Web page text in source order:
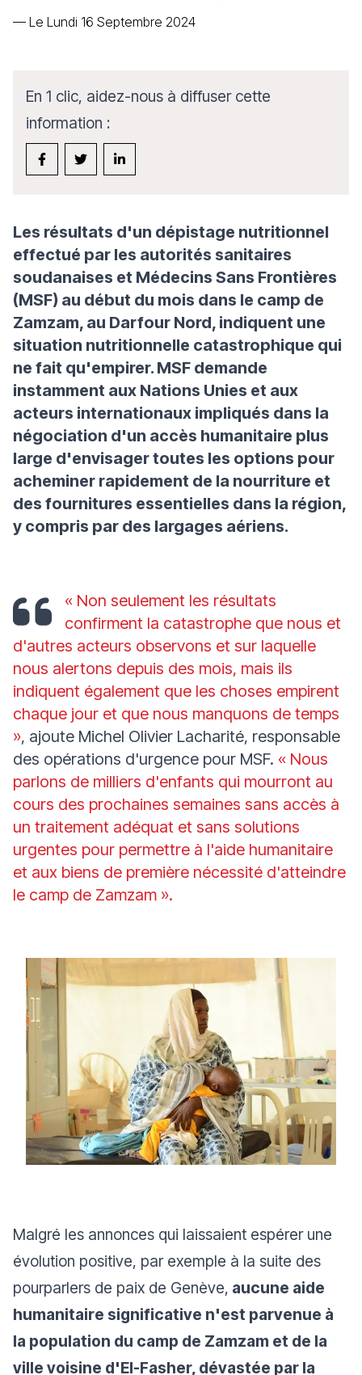
— Le Lundi 16 Septembre 2024
En 1 clic, aidez-nous à diffuser cette
information :
Les résultats d'un dépistage nutritionnel
effectué par les autorités sanitaires
soudanaises et Médecins Sans Frontières
(MSF) au début du mois dans le camp de
Zamzam, au Darfour Nord, indiquent une
situation nutritionnelle catastrophique qui
ne fait qu'empirer. MSF demande
instamment aux Nations Unies et aux
acteurs internationaux impliqués dans la
négociation d'un accès humanitaire plus
large d'envisager toutes les options pour
acheminer rapidement de la nourriture et
des fournitures essentielles dans la région,
y compris par des largages aériens.
« Non seulement les résultats
confirment la catastrophe que nous et
d'autres acteurs observons et sur laquelle
nous alertons depuis des mois, mais ils
indiquent également que les choses empirent
chaque jour et que nous manquons de temps
», ajoute Michel Olivier Lacharité, responsable
des opérations d'urgence pour MSF. « Nous
parlons de milliers d'enfants qui mourront au
cours des prochaines semaines sans accès à
un traitement adéquat et sans solutions
urgentes pour permettre à l'aide humanitaire
et aux biens de première nécessité d'atteindre
le camp de Zamzam ».
Malgré les annonces qui laissaient espérer une
évolution positive, par exemple à la suite des
pourparlers de paix de Genève, aucune aide
humanitaire significative n'est parvenue à
la population du camp de Zamzam et de la
ville voisine d'El-Fasher, dévastée par la